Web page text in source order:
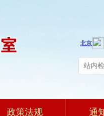
政策法规 通